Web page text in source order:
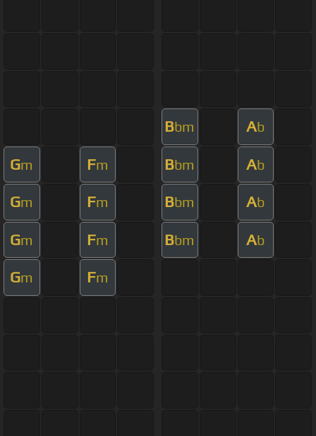
Bbm Ab
Gm Fm Bbm Ab
Gm Fm Bbm Ab
Gm Fm Bbm Ab
Gm Fm